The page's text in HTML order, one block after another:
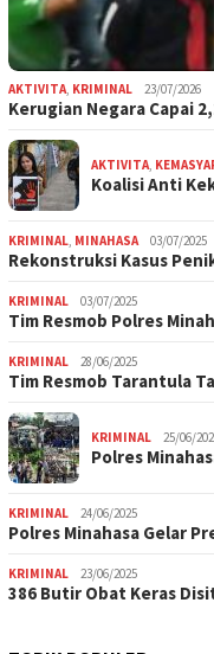
AKTIVITA, KRIMINAL 23/07/2026
Kerugian Negara Capai
AKTIVITA,
Koalisi Anti
KRIMINAL, MINAHASA 03/07/2025
Rekonstruksi Kasus
KRIMINAL 03/07/2025
Tim Resmob Polres
KRIMINAL 28/06/2025
Tim Resmob Tarantula
KRIMINAL 25/06/
Polres
KRIMINAL 24/06/2025
Polres Minahasa Gelar
KRIMINAL 23/06/2025
386 Butir Obat Keras